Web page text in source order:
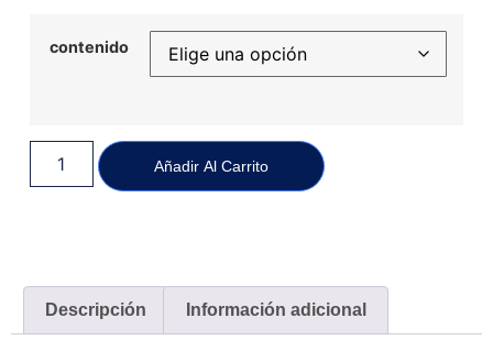
contenido
Añadir Al Carrito
Descripción Información adicional